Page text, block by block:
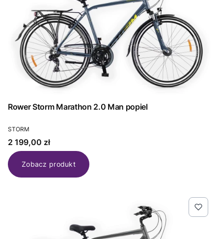
Rower Storm Marathon 2.0 Man popiel
PRODUCENT
STORM
Cena
2 199,00 zł
Zobacz produkt